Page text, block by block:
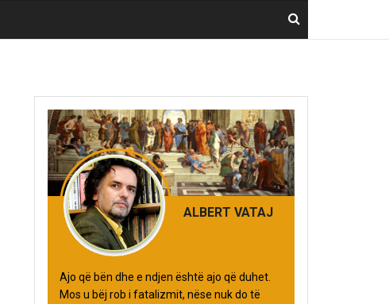
ALBERT VATAJ
Ajo që bën dhe e ndjen është ajo që duhet.
Mos u bëj rob i fatalizmit, nëse nuk do të